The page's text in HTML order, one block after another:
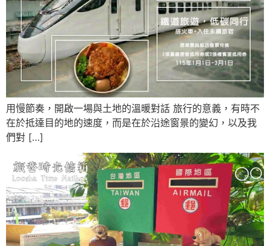
用慢節奏，開啟一場與土地的溫暖對話 旅行的意義，有時不
在於抵達目的地的速度，而是在於沿途窗景的變幻，以及我
們對 […]